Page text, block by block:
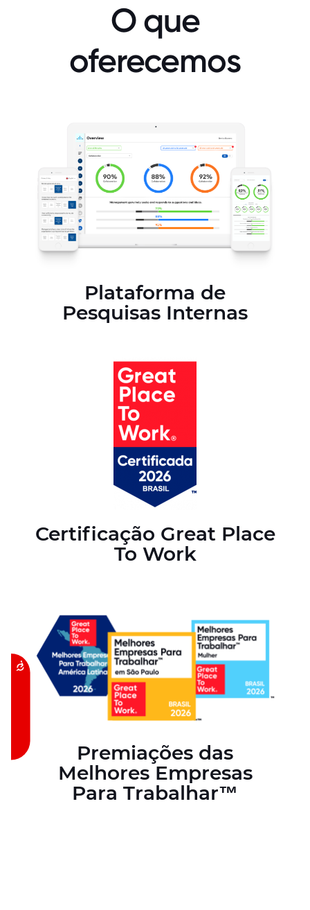
Acessibilidade
O que
oferecemos
Plataforma de
Pesquisas Internas
Certificação Great Place
To Work
Premiações das
Melhores Empresas
Para Trabalhar™